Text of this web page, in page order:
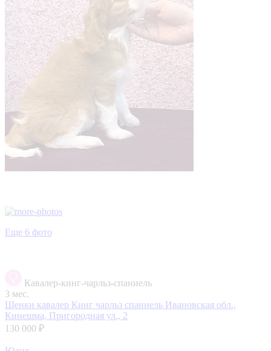
Еще 6 фото
Кавалер-кинг-чарльз-спаниель
3 мес.
Щенки кавалер Кинг чарльз спаниель Ивановская обл.,
Кинешма, Пригородная ул., 2
130 000 ₽